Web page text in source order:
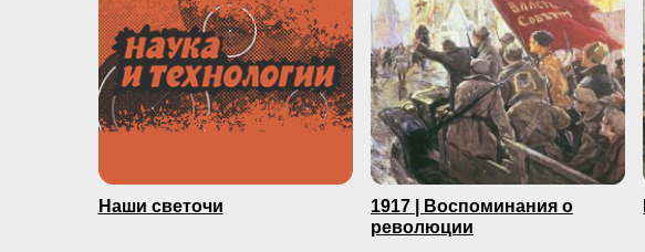
Наши светочи
1917 | Воспоминания о
революции